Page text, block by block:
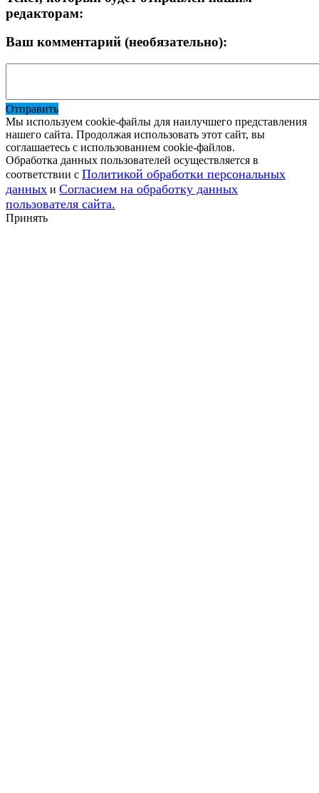
редакторам:
Ваш комментарий (необязательно):
Отправить
Мы используем cookie-файлы для наилучшего представления
нашего сайта. Продолжая использовать этот сайт, вы
соглашаетесь с использованием cookie-файлов.
Обработка данных пользователей осуществляется в
соответствии с Политикой обработки персональных
данных и Согласием на обработку данных
пользователя сайта.
Принять